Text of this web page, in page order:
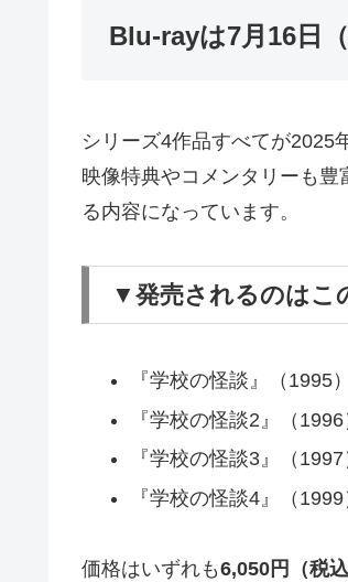
Blu-rayは7月16日
シリーズ4作品すべてが2025
映像特典やコメンタリーも
る内容になっています。
▼発売されるのはこ
『学校の怪談』（1995）
『学校の怪談2』（1996
『学校の怪談3』（1997
『学校の怪談4』（1999
価格はいずれも6,050円（税込